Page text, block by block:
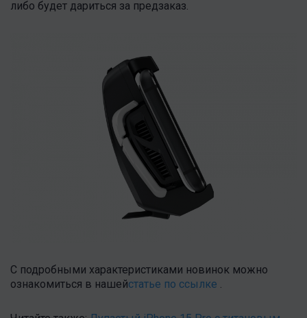
либо будет дариться за предзаказ.
С подробными характеристиками новинок можно
ознакомиться в нашейстатье по ссылке .